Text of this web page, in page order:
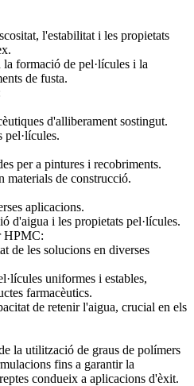
l'estabilitat i les propietats
formació de pel·lícules i la
de fusta.
d'alliberament sostingut.
pel·lícules.
per a pintures i recobriments.
materials de construcció.
aplicacions.
d'aigua i les propietats pel·lícules.
HPMC:
de les solucions en diverses
uniformes i estables,
farmacèutics.
de retenir l'aigua, crucial en els
la utilització de graus de polímers
fins a garantir la
condueix a aplicacions d'èxit.